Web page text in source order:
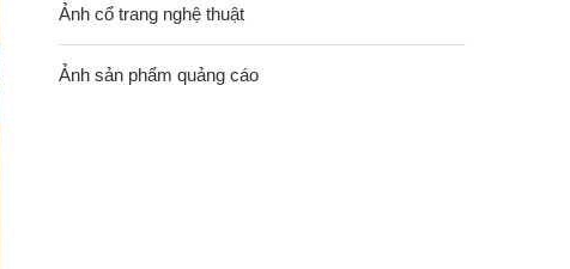
Ảnh cổ trang nghệ thuật
Ảnh sản phẩm quảng cáo